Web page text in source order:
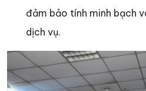
đảm bảo tính minh bạch
dịch vụ.